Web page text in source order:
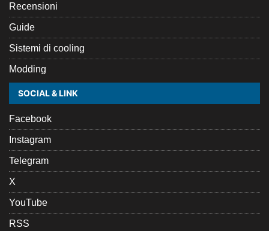
Recensioni
Guide
Sistemi di cooling
Modding
SOCIAL & LINK
Facebook
Instagram
Telegram
X
YouTube
RSS